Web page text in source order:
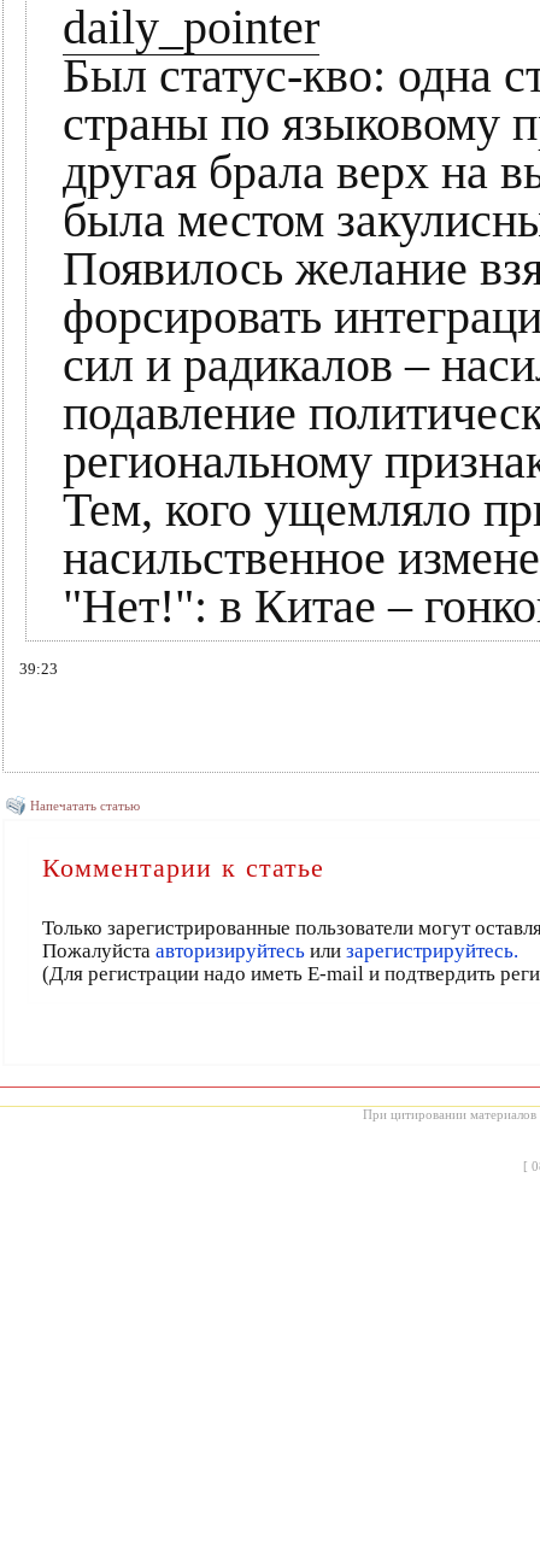
daily_pointer
Был статус-кво: одна
страны по языковому
другая брала верх на
была местом
Появилось желание
форсировать
сил и радикалов –
подавление
региональному
Тем, кого ущемляло
насильственное
"Нет!": в Китае –
39:23
Напечатать статью
Комментарии к статье
Только зарегистрированные пользователи могут
Пожалуйста авторизируйтесьили зарегистрируйтесь.
(Для регистрации надо иметь E-mail и подтвердить
При цитировании материалов
[